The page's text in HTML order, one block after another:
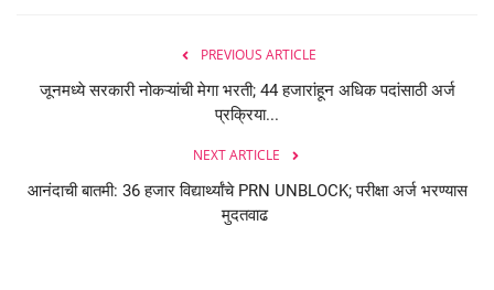
PREVIOUS ARTICLE
जूनमध्ये सरकारी नोकऱ्यांची मेगा भरती; 44 हजारांहून अधिक पदांसाठी अर्ज
प्रक्रिया...
NEXT ARTICLE
आनंदाची बातमी: 36 हजार विद्यार्थ्यांचे PRN UNBLOCK; परीक्षा अर्ज भरण्यास
मुदतवाढ